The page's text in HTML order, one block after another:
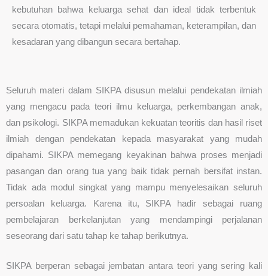
kebutuhan bahwa keluarga sehat dan ideal tidak terbentuk
secara otomatis, tetapi melalui pemahaman, keterampilan, dan
kesadaran yang dibangun secara bertahap.
Seluruh materi dalam SIKPA disusun melalui pendekatan ilmiah
yang mengacu pada teori ilmu keluarga, perkembangan anak,
dan psikologi. SIKPA memadukan kekuatan teoritis dan hasil riset
ilmiah dengan pendekatan kepada masyarakat yang mudah
dipahami. SIKPA memegang keyakinan bahwa proses menjadi
pasangan dan orang tua yang baik tidak pernah bersifat instan.
Tidak ada modul singkat yang mampu menyelesaikan seluruh
persoalan keluarga. Karena itu, SIKPA hadir sebagai ruang
pembelajaran berkelanjutan yang mendampingi perjalanan
seseorang dari satu tahap ke tahap berikutnya.
SIKPA berperan sebagai jembatan antara teori yang sering kali